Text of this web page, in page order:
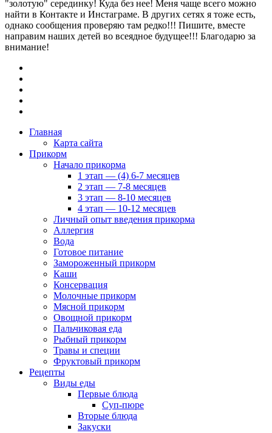
"золотую" серединку! Куда без нее! Меня чаще всего можно
найти в Контакте и Инстаграме. В других сетях я тоже есть,
однако сообщения проверяю там редко!!! Пишите, вместе
направим наших детей во всеядное будущее!!! Благодарю за
внимание!
Главная
Карта сайта
Прикорм
Начало прикорма
1 этап — (4) 6-7 месяцев
2 этап — 7-8 месяцев
3 этап — 8-10 месяцев
4 этап — 10-12 месяцев
Личный опыт введения прикорма
Аллергия
Вода
Готовое питание
Замороженный прикорм
Каши
Консервация
Молочные прикорм
Мясной прикорм
Овощной прикорм
Пальчиковая еда
Рыбный прикорм
Травы и специи
Фруктовый прикорм
Рецепты
Виды еды
Первые блюда
Суп-пюре
Вторые блюда
Закуски